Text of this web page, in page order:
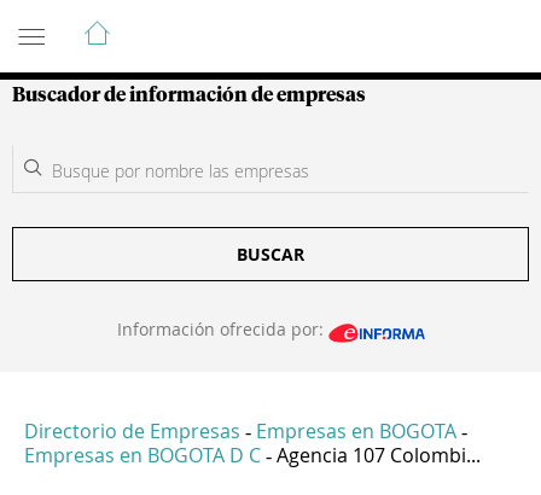
Guía de Empresas Colombianas
Buscador de información de empresas
BUSCAR
Información ofrecida por:
Directorio de Empresas - Empresas en BOGOTA -
Empresas en BOGOTA D C - Agencia 107 Colombi...